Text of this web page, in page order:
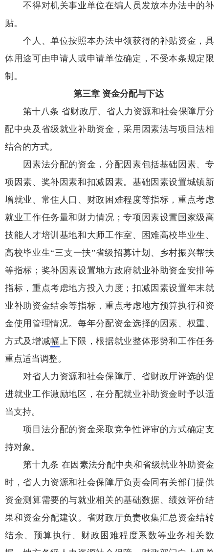
不得对机关事业单位在编人员发放本办法中的补
贴。
个人、单位按照本办法申领获得的补贴资金，具
体用途可由申请人或申请单位确定，不受本条规定限
制。
第三章 资金分配与下达
第十八条 省财政厅、 省人力资源和社会保障厅分
配中央及省级就业补助资金，采用因素法与项目法相
结合的方式。
因素法分配的资金，分配因素包括基础因素、专
项因素、奖补因素和扣减因素。基础因素设置城镇新
增就业、常住人口、财政困难程度等指标，重点考虑
就业工作任务量和财力情况；专项因素设置国家级高
技能人才培训基地和大师工作室、困难高校毕业生、
高校毕业生“三支一扶”省级招募计划、乡村振兴帮扶
等指标；奖补因素设置地方政府就业补助资金安排等
指标，重点考虑地方投入力度；扣减因素设置年末就
业补助资金结余等指标，重点考虑地方预算执行和资
金使用管理情况。每年分配资金选择的因素、权重、
方式及增减幅上下限，根据就业整体形势和工作任务
重点适当调整。
对省人力资源和社会保障厅、省财政厅评选的促
进就业工作激励地区，在分配就业补助资金时予以适
当支持。
项目法分配的资金采取竞争性评审的方式确定支
持对象。
第十九条 在因素法分配中央和省级就业补助资金
时，省人力资源和社会保障厅负责会同有关部门提供
资金测算需要的与就业相关的基础数据、绩效评价结
果和资金分配建议。省财政厅负责收集汇总资金结转
结余、预算执行、财政困难程度系数等业务相关数